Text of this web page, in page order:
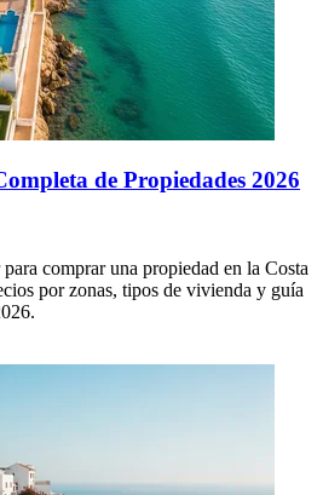
de Propiedades 2026
comprar una propiedad en la Costa
por zonas, tipos de vivienda y guía